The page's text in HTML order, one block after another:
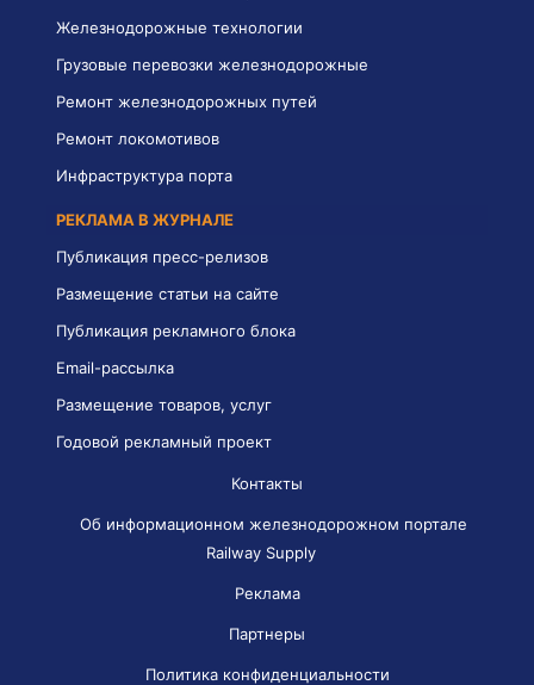
Железнодорожные технологии
Грузовые перевозки железнодорожные
Ремонт железнодорожных путей
Ремонт локомотивов
Инфраструктура порта
РЕКЛАМА В ЖУРНАЛЕ
Публикация пресс-релизов
Размещение статьи на сайте
Публикация рекламного блока
Email-рассылка
Размещение товаров, услуг
Годовой рекламный проект
Контакты
Об информационном железнодорожном портале
Railway Supply
Реклама
Партнеры
Политика конфиденциальности